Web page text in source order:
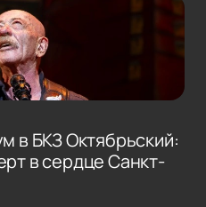
в БКЗ Октябрьский:
в сердце Санкт-